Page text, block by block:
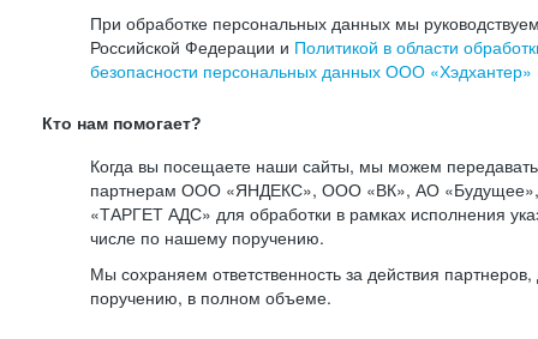
При обработке персональных данных мы
Российской Федерации и Политикой в области
безопасности персональных данных ООО «Хэдхантер»
Кто нам помогает?
Когда вы посещаете наши сайты, мы можем
партнерам ООО «ЯНДЕКС», ООО «ВК», АО
«ТАРГЕТ АДС» для обработки в рамках исполнения
числе по нашему поручению.
Мы сохраняем ответственность за действия
поручению, в полном объеме.